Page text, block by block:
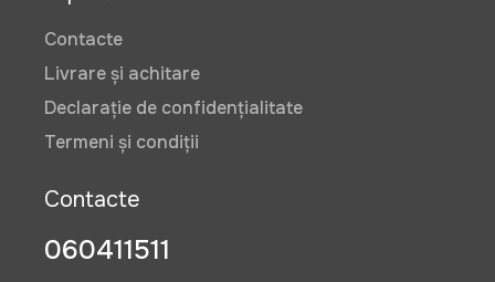
Contacte
Livrare și achitare
Declarație de confidențialitate
Termeni și condiții
Contacte
060411511